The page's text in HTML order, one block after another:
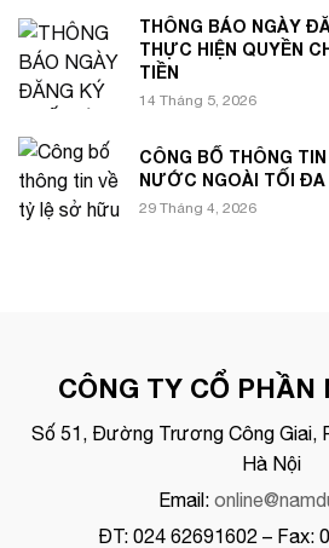
THÔNG BÁO NGÀY
THỰC HIỆN QUYỀN
TIỀN
14 Tháng 5, 2026
CÔNG BỐ THÔNG
NƯỚC NGOÀI TỐI ĐA
29 Tháng 4, 2026
CÔNG TY CỔ
Số 51, Đường Trương Công Giai,
Hà Nội
Email:
ĐT: 024 62691602 – Fax: